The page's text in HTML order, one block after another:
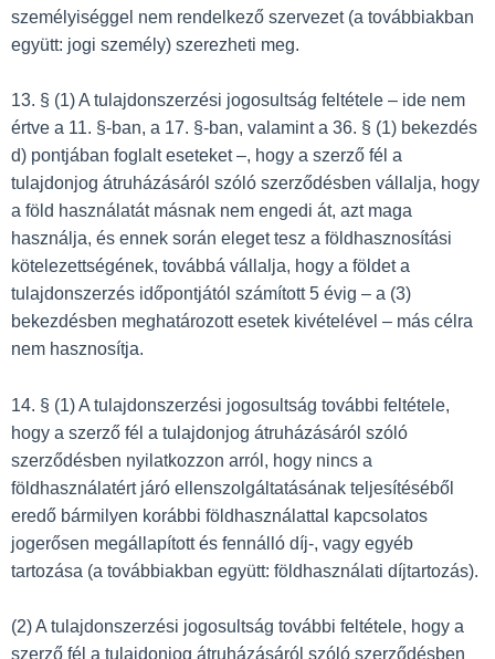
személyiséggel nem rendelkező szervezet (a továbbiakban
együtt: jogi személy) szerezheti meg.
13. § (1) A tulajdonszerzési jogosultság feltétele – ide nem
értve a 11. §-ban, a 17. §-ban, valamint a 36. § (1) bekezdés
d) pontjában foglalt eseteket –, hogy a szerző fél a
tulajdonjog átruházásáról szóló szerződésben vállalja, hogy
a föld használatát másnak nem engedi át, azt maga
használja, és ennek során eleget tesz a földhasznosítási
kötelezettségének, továbbá vállalja, hogy a földet a
tulajdonszerzés időpontjától számított 5 évig – a (3)
bekezdésben meghatározott esetek kivételével – más célra
nem hasznosítja.
14. § (1) A tulajdonszerzési jogosultság további feltétele,
hogy a szerző fél a tulajdonjog átruházásáról szóló
szerződésben nyilatkozzon arról, hogy nincs a
földhasználatért járó ellenszolgáltatásának teljesítéséből
eredő bármilyen korábbi földhasználattal kapcsolatos
jogerősen megállapított és fennálló díj-, vagy egyéb
tartozása (a továbbiakban együtt: földhasználati díjtartozás).
(2) A tulajdonszerzési jogosultság további feltétele, hogy a
szerző fél a tulajdonjog átruházásáról szóló szerződésben